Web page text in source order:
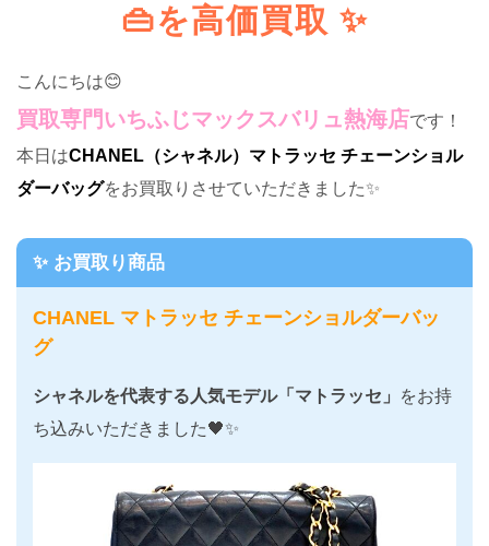
👜を高価買取 ✨
こんにちは😊
買取専門いちふじマックスバリュ熱海店です！
本日はCHANEL（シャネル）マトラッセ チェーンショル
ダーバッグをお買取りさせていただきました✨
✨ お買取り商品
CHANEL マトラッセ チェーンショルダーバッ
グ
シャネルを代表する人気モデル「マトラッセ」
をお持
ち込みいただきました🖤✨